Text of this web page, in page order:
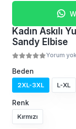
Kadın Askılı
Sandy Elbise
Yorum yok
Beden
2XL-3XL L-XL
Renk
Kırmızı